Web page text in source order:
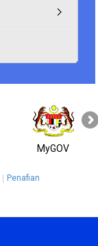
MyGOV
Penafian